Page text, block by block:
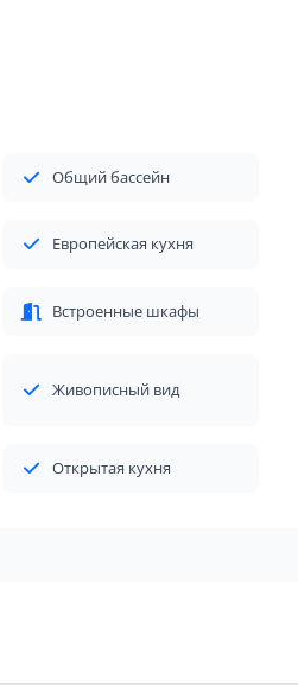
Общий бассейн
Европейская кухня
Встроенные шкафы
Живописный вид
Открытая кухня